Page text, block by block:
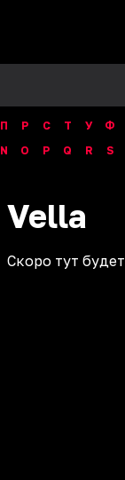
П Р С Т У Ф
N O P Q R S
Vella
Скоро тут